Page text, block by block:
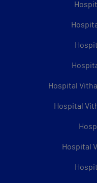
Hospital
Hospital
Hospital